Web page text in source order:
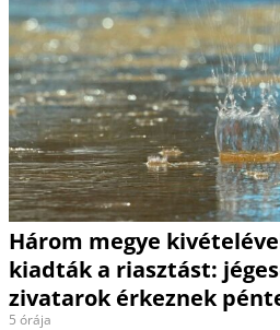
Három megye
kiadták a riasztást:
zivatarok érkeznek
5 órája